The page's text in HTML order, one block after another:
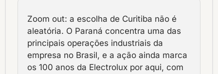
Zoom out: a escolha de Curitiba não é
aleatória. O Paraná concentra uma das
principais operações industriais da
empresa no Brasil, e a ação ainda marca
os 100 anos da Electrolux por aqui, com